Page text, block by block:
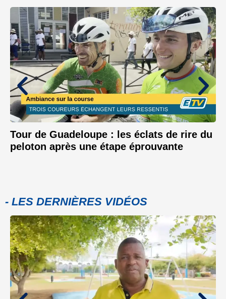
Tour de Guadeloupe : les éclats de rire du
peloton après une étape éprouvante
- LES DERNIÈRES VIDÉOS